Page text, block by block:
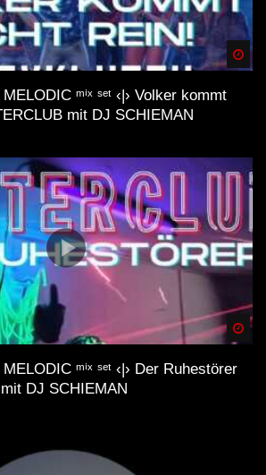
ᵐⁱˣ ˢᵉᵗ ‹|› Volker kommt
mit DJ SCHIEMAN
ᵐⁱˣ ˢᵉᵗ ‹|› Der Ruhestörer
DJ SCHIEMAN